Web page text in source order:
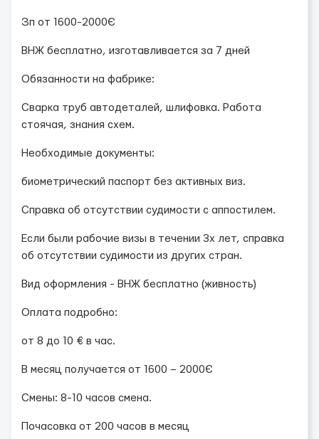
Зп от 1600-2000Є
ВНЖ бесплатно, изготавливается за 7 дней
Обязанности на фабрике:
Сварка труб автодеталей, шлифовка. Работа
стоячая, знания схем.
Необходимые документы:
биометрический паспорт без активных виз.
Справка об отсутствии судимости с аппостилем.
Если были рабочие визы в течении 3х лет, справка
об отсутствии судимости из других стран.
Вид оформления - ВНЖ бесплатно (живность)
Оплата подробно:
от 8 до 10 € в час.
В месяц получается от 1600 – 2000Є
Смены: 8-10 часов смена.
Почасовка от 200 часов в месяц